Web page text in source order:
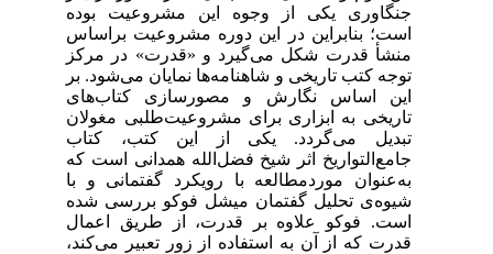
جنگاوری یکی از وجوه این مشروعیت بوده
است؛ بنابراین در این دوره مشروعیت براساس
منشأ قدرت شکل می‌‌گیرد و «قدرت» در مرکز
توجه کتب تاریخی و شاهنامه‌‌ها نمایان می‌شود. بر
این اساس نگارش و مصورسازی کتاب‌‌های
تاریخی به ابزاری برای مشروعیت‌‌طلبی مغولان
تبدیل می‌‌گردد. یکی از این کتب، کتاب
جامع‌‌التواریخ اثر شیخ فضل‌‌الله همدانی است که
به‌عنوان موردمطالعه با رویکرد گفتمانی و با
شیوه‌‌ی تحلیل گفتمان میشل فوکو بررسی شده
است. فوکو علاوه بر قدرت، از طریق اعمال
قدرت که از آن به استفاده از زور تعبیر می‌‌کند،